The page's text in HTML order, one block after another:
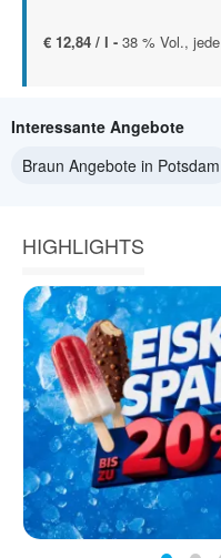
€ 12,84 / l - 38 % Vol.,
Interessante Angebote
Braun Angebote in Potsdam
HIGHLIGHTS